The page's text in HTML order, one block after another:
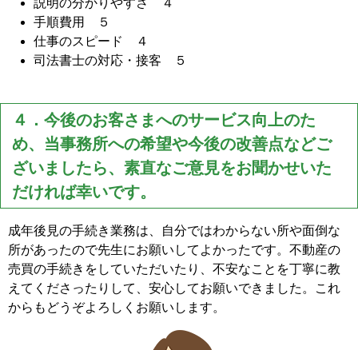
手順費用 ５
仕事のスピード ４
司法書士の対応・接客 ５
４．今後のお客さまへのサービス向上のた
め、当事務所への希望や今後の改善点などご
ざいましたら、素直なご意見をお聞かせいた
だければ幸いです。
成年後見の手続き業務は、自分ではわからない所や面倒な
所があったので先生にお願いしてよかったです。不動産の
売買の手続きをしていただいたり、不安なことを丁寧に教
えてくださったりして、安心してお願いできました。これ
からもどうぞよろしくお願いします。